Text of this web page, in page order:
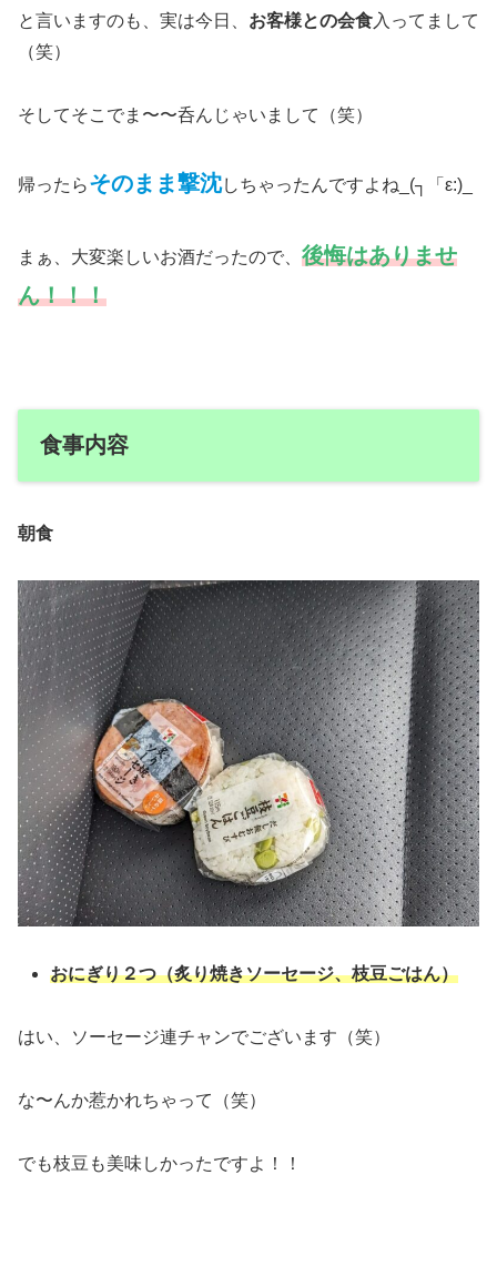
と言いますのも、実は今日、 お客様との会食入ってまして
（笑）
そしてそこでま〜〜呑んじゃいまして（笑）
帰ったらそのまま撃沈しちゃったんですよね_(┐「ε:)_
まぁ、大変楽しいお酒だったので、 後悔はありませ
ん！！！
食事内容
朝食
おにぎり２つ（炙り焼きソーセージ、枝豆ごはん）
はい、ソーセージ連チャンでございます（笑）
な〜んか惹かれちゃって（笑）
でも枝豆も美味しかったですよ！！